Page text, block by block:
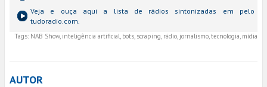
Veja e ouça aqui a lista de rádios sintonizadas em pelo
tudoradio.com.
Tags: NAB Show, inteligência artificial, bots, scraping, rádio, jornalismo, tecnologia, mídia
AUTOR